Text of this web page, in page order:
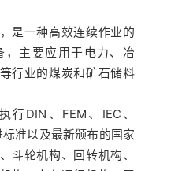
是一种高效连续作业的
主要应用于电力、冶
行业的煤炭和矿石储料
行DIN、FEM、IEC、
准以及最新颁布的国家
斗轮机构、回转机构、